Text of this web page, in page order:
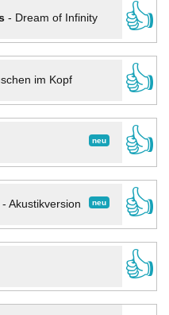
- Dream of Infinity
👍
im Kopf
👍
neu
👍
neu
Akustikversion
👍
👍